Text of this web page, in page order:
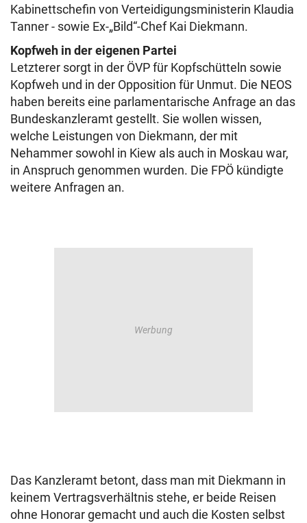
Kabinettschefin von Verteidigungsministerin Klaudia
Tanner - sowie Ex-„Bild“-Chef Kai Diekmann.
Kopfweh in der eigenen Partei
Letzterer sorgt in der ÖVP für Kopfschütteln sowie
Kopfweh und in der Opposition für Unmut. Die NEOS
haben bereits eine parlamentarische Anfrage an das
Bundeskanzleramt gestellt. Sie wollen wissen,
welche Leistungen von Diekmann, der mit
Nehammer sowohl in Kiew als auch in Moskau war,
in Anspruch genommen wurden. Die FPÖ kündigte
weitere Anfragen an.
Das Kanzleramt betont, dass man mit Diekmann in
keinem Vertragsverhältnis stehe, er beide Reisen
ohne Honorar gemacht und auch die Kosten selbst